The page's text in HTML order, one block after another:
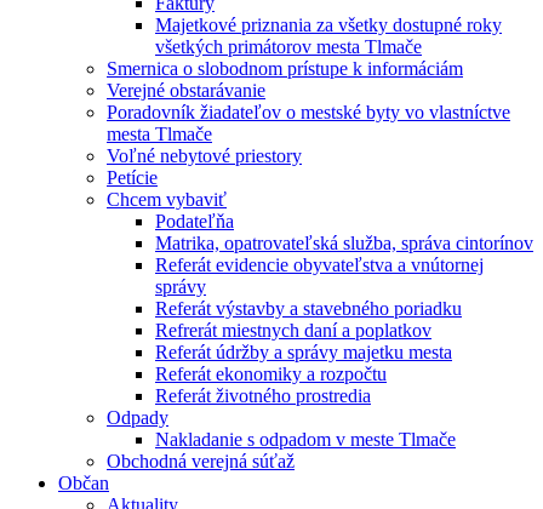
Majetkové priznania za všetky dostupné roky
všetkých primátorov mesta Tlmače
Smernica o slobodnom prístupe k informáciám
Verejné obstarávanie
Poradovník žiadateľov o mestské byty vo vlastníctve
mesta Tlmače
Voľné nebytové priestory
Petície
Chcem vybaviť
Podateľňa
Matrika, opatrovateľská služba, správa cintorínov
Referát evidencie obyvateľstva a vnútornej
správy
Referát výstavby a stavebného poriadku
Refrerát miestnych daní a poplatkov
Referát údržby a správy majetku mesta
Referát ekonomiky a rozpočtu
Referát životného prostredia
Odpady
Nakladanie s odpadom v meste Tlmače
Obchodná verejná súťaž
Občan
Aktuality